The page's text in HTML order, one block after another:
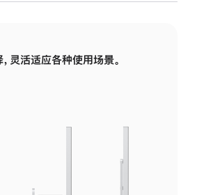
灵活适应各种使用场景。